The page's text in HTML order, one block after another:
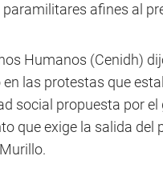
afines al
Humanos (Cenidh)
las protestas que
social propuesta por el
que exige la salida del